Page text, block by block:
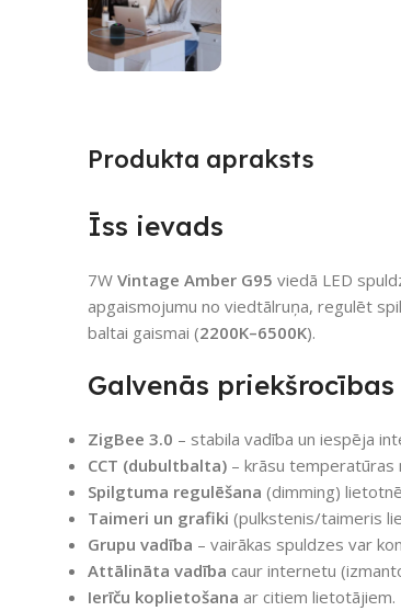
Produkta apraksts
Īss ievads
7W Vintage Amber G95 viedā LED
apgaismojumu no viedtālruņa, regulēt
baltai gaismai (2200K–6500K).
Galvenās priekšrocības
ZigBee 3.0 – stabila vadība un iespēja
CCT (dubultbalta) – krāsu temperatūras
Spilgtuma regulēšana (dimming)
Taimeri un grafiki (pulkstenis/taimeris
Grupu vadība – vairākas spuldzes var
Attālināta vadība caur internetu
Ierīču koplietošana ar citiem lietotājiem.